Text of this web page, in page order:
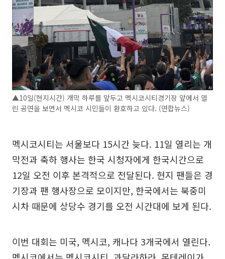
▲10일(현지시간) 개막 하루를 앞두고 멕시코시티경기장 앞에서 열
린 공연을 보면서 멕시코 시민들이 환호하고 있다. (연합뉴스)
멕시코시티는 서울보다 15시간 늦다. 11일 열리는 개
막전과 축하 행사는 한국 시청자에게 한국시간으로
12일 오전 이후 본격적으로 전달된다. 현지 팬들은 경
기장과 팬 행사장으로 모이지만, 한국에서는 북중미
시차 때문에 상당수 경기를 오전 시간대에 보게 된다.
이번 대회는 미국, 멕시코, 캐나다 3개국에서 열린다.